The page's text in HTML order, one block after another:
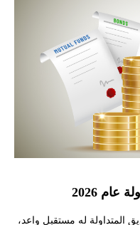
2026
المتداولة له مستقبل واعد،